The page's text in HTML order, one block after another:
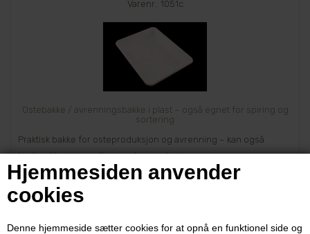
Hjemmesiden anvender
cookies
Denne hjemmeside sætter cookies for at opnå en funktionel side og
Varenr.: 1051c
Ostebakke / avrenningsbakke i plast – også egnet for spiring og
sortering
Praktisk bakke for osteproduksjon og avrenning – kan også
brukes til spiring, mikrogrønt og sortering.